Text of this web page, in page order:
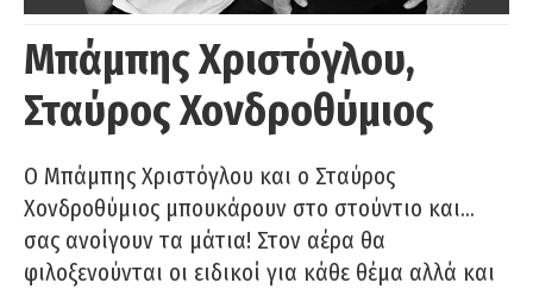
Μπάμπης Χριστόγλου,
Σταύρος Χονδροθύμιος
O Μπάμπης Χριστόγλου και ο Σταύρος
Χονδροθύμιος μπουκάρουν στο στούντιο και…
σας ανοίγουν τα μάτια! Στον αέρα θα
φιλοξενούνται οι ειδικοί για κάθε θέμα αλλά και